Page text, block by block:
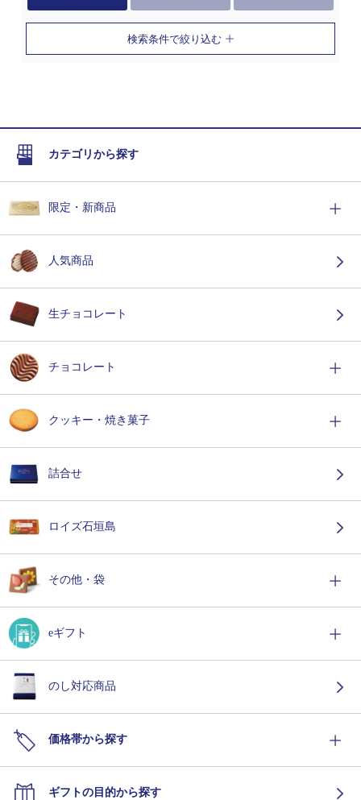
検索条件で絞り込む
カテゴリから探す
限定・新商品
人気商品
生チョコレート
チョコレート
クッキー・焼き菓子
詰合せ
ロイズ石垣島
その他・袋
eギフト
のし対応商品
価格帯から探す
ギフトの目的から探す